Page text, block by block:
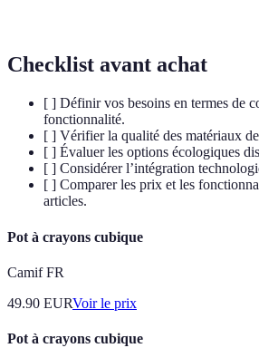
Checklist avant achat
[ ] Définir vos besoins en termes de
fonctionnalité.
[ ] Vérifier la qualité des matériaux
[ ] Évaluer les options écologiques
[ ] Considérer l’intégration
[ ] Comparer les prix et les
articles.
Pot à crayons cubique
Camif FR
49.90 EURVoir le prix
Pot à crayons cubique